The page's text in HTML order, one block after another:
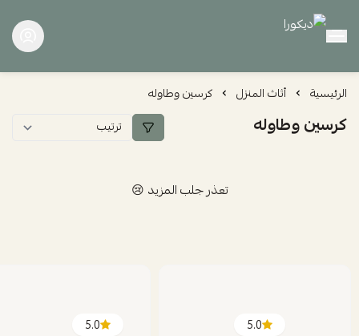
ديكورا
الرئيسية أثاث المنزل كرسين وطاوله
كرسين وطاوله
تعذر جلب المزيد 😢
5.0
5.0